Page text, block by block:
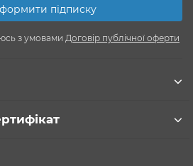
підписку
з умовами Договір публічної оферти